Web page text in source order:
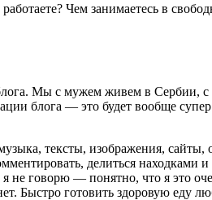
Чем занимаетесь в
Мы с мужем живем в Сербии,
блога — это будет вообще
тексты, изображения,
делиться находками
не говорю — понятно, что я это
Быстро готовить здоровую еду